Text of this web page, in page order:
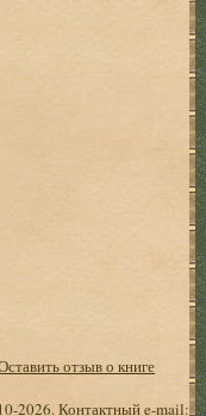
отзыв о книге
2026. Контактный e-mail: